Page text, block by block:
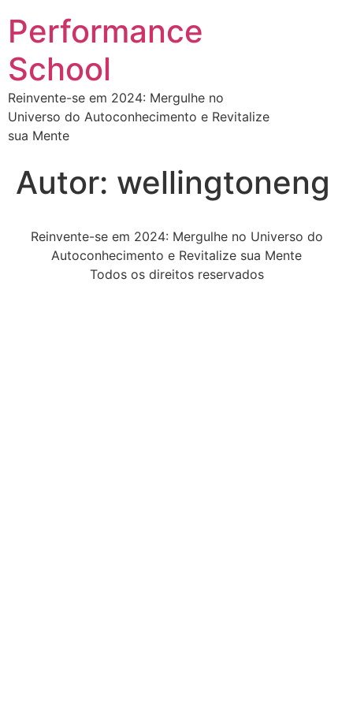
Performance
School
Reinvente-se em 2024: Mergulhe no
Universo do Autoconhecimento e Revitalize
sua Mente
Autor: wellingtoneng
Reinvente-se em 2024: Mergulhe no Universo do
Autoconhecimento e Revitalize sua Mente
Todos os direitos reservados